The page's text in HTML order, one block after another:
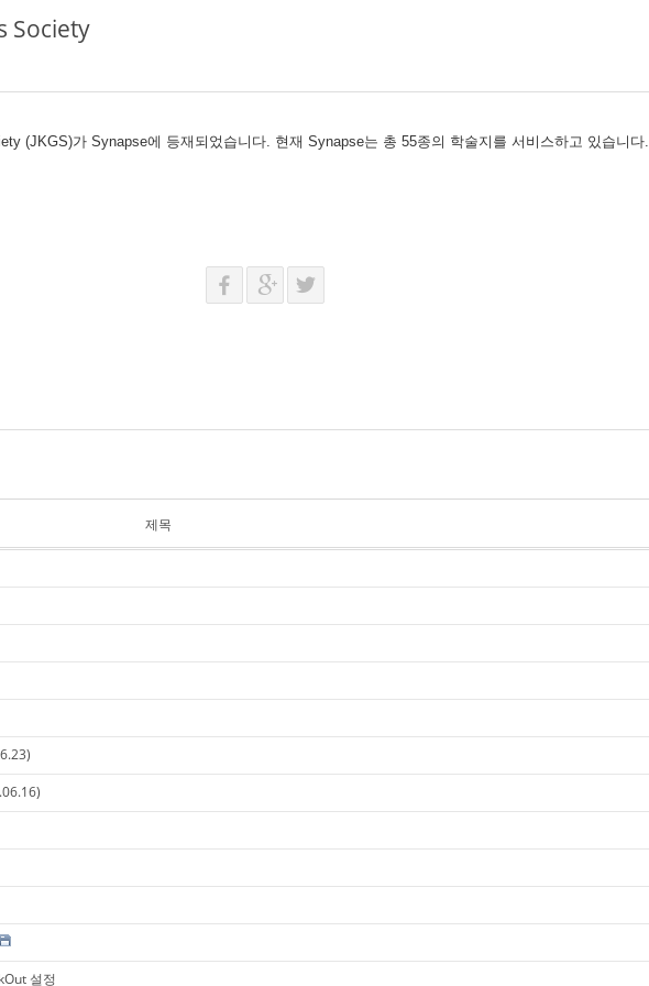
Society
(JKGS)가 Synapse에 등재되었습니다. 현재 Synapse는 총 55종의 학술지를 서비스하고 있습니다.
제목
설정